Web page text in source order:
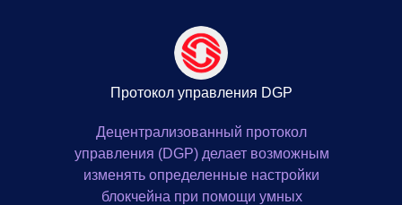
Децентрализованный протокол
управления (DGP) делает возможным
изменять определенные настройки
блокчейна при помощи умных
Протокол управления DGP